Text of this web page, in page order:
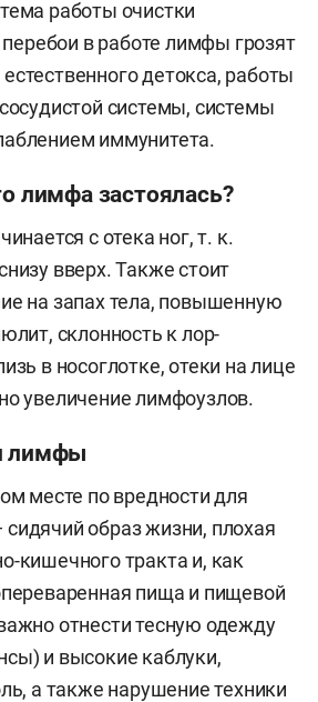
работы очистки
в работе лимфы грозят
детокса, работы
системы, системы
иммунитета.
лимфа застоялась?
с отека ног, т. к.
вверх. Также стоит
на запах тела, повышенную
склонность к лор-
в носоглотке, отеки на лице
увеличение лимфоузлов.
лимфы
месте по вредности для
образ жизни, плохая
кишечного тракта и, как
пища и пищевой
отнести тесную одежду
и высокие каблуки,
а также нарушение техники